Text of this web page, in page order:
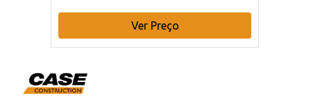
Ver Preço